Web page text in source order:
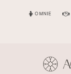
O MNIE